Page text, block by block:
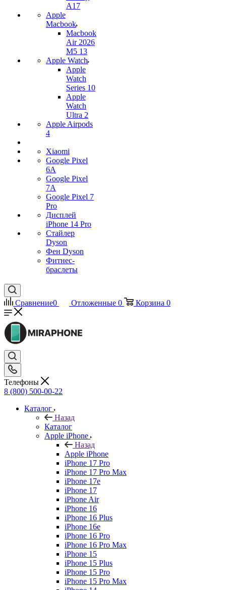
A17
Apple
Macbook
Macbook
Air 2026
M5 13
Apple Watch
Apple
Watch
Series 10
Apple
Watch
Ultra 2
Apple Airpods
4
Xiaomi
Google Pixel
6A
Google Pixel
7А
Google Pixel 7
Pro
Дисплей
iPhone 14 Pro
Стайлер
Dyson
Фен Dyson
Фитнес-
браслеты
Сравнение0 Отложенные 0 Корзина 0
Телефоны
8 (800) 500-00-22
Каталог
Назад
Каталог
Apple iPhone
Назад
Apple iPhone
iPhone 17 Pro
iPhone 17 Pro Max
iPhone 17e
iPhone 17
iPhone Air
iPhone 16
iPhone 16 Plus
iPhone 16e
iPhone 16 Pro
iPhone 16 Pro Max
iPhone 15
iPhone 15 Plus
iPhone 15 Pro
iPhone 15 Pro Max